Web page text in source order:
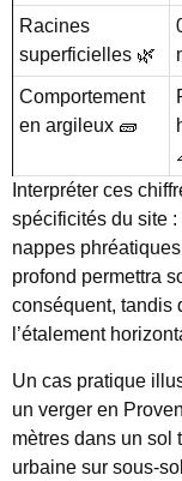
Racines
superficielles 🌿
Comportement
en argileux 🧱
Interpréter ces
spécificités du site
nappes
profond permettra
conséquent, tandis
l’étalement
Un cas pratique
un verger en
mètres dans un sol
urbaine sur sous-